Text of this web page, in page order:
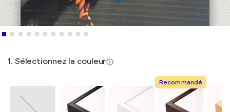
1. Sélectionnez la couleur
Recommandé